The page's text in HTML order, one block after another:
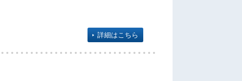
詳細はこちら